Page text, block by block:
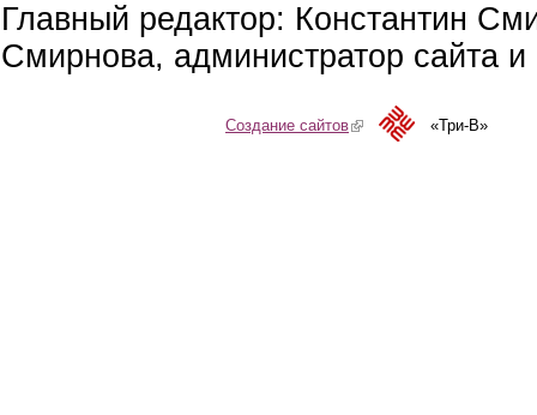
Главный редактор: Константин
Смирнова, администратор сайта
Создание сайтов(link is external)«Три-В»